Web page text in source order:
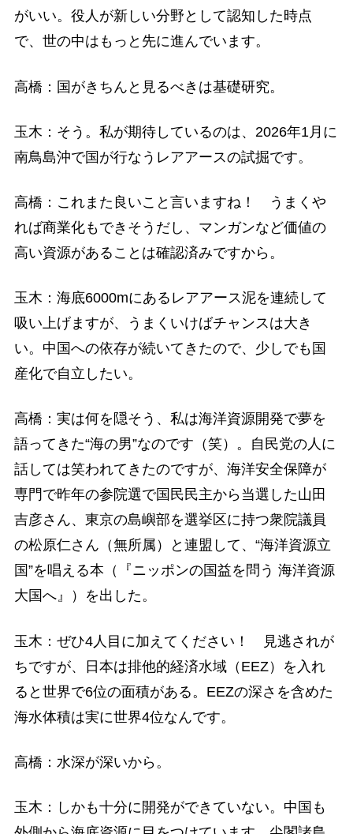
がいい。役人が新しい分野として認知した時点
で、世の中はもっと先に進んでいます。
高橋：国がきちんと見るべきは基礎研究。
玉木：そう。私が期待しているのは、2026年1月に
南鳥島沖で国が行なうレアアースの試掘です。
高橋：これまた良いこと言いますね！ うまくや
れば商業化もできそうだし、マンガンなど価値の
高い資源があることは確認済みですから。
玉木：海底6000mにあるレアアース泥を連続して
吸い上げますが、うまくいけばチャンスは大き
い。中国への依存が続いてきたので、少しでも国
産化で自立したい。
高橋：実は何を隠そう、私は海洋資源開発で夢を
語ってきた“海の男”なのです（笑）。自民党の人に
話しては笑われてきたのですが、海洋安全保障が
専門で昨年の参院選で国民民主から当選した山田
吉彦さん、東京の島嶼部を選挙区に持つ衆院議員
の松原仁さん（無所属）と連盟して、“海洋資源立
国”を唱える本（『ニッポンの国益を問う 海洋資源
大国へ』）を出した。
玉木：ぜひ4人目に加えてください！ 見逃されが
ちですが、日本は排他的経済水域（EEZ）を入れ
ると世界で6位の面積がある。EEZの深さを含めた
海水体積は実に世界4位なんです。
高橋：水深が深いから。
玉木：しかも十分に開発ができていない。中国も